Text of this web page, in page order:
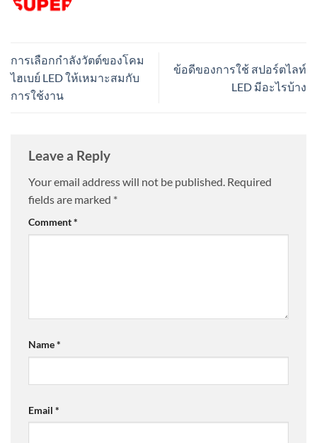
การเลือกกำลังวัตต์ของโคม
ไฮเบย์ LED ให้เหมาะสมกับ
การใช้งาน
ข้อดีของการใช้ สปอร์ตไลท์
LED มีอะไรบ้าง
Leave a Reply
Your email address will not be published. Required
fields are marked *
Comment*
Name*
Email *